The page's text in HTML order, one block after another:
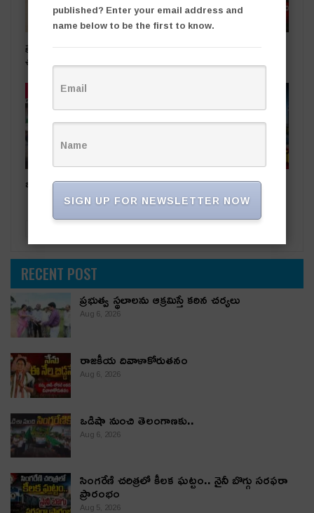
ప్రభుత్వ స్థలాలను ఆక్రమిస్తే కఠిన
చర్యలు
తాజా వార్తలు
ఒడిషా నుంచి తెలంగాణ‌కు.. సింగరేణి చరిత్రలో కీలక ఘట్టం..
నైనీ బొగ్గు సరఫరా ప్రారంభం
RECENT POST
ప్రభుత్వ స్థలాలను ఆక్రమిస్తే కఠిన చర్యలు
Aug 6, 2026
రాజకీయ దివాళాకోరుతనం
Aug 6, 2026
ఒడిషా నుంచి తెలంగాణ‌కు..
Aug 6, 2026
సింగరేణి చరిత్రలో కీలక ఘట్టం.. నైనీ బొగ్గు సరఫరా
ప్రారంభం
Aug 5, 2026
published? Enter your email address and
name below to be the first to know.
SIGN UP FOR NEWSLETTER NOW